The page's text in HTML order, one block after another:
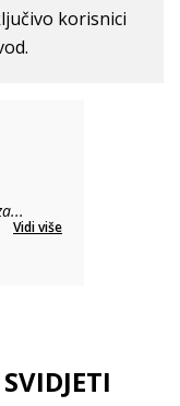
korisnici
...
Vidi više